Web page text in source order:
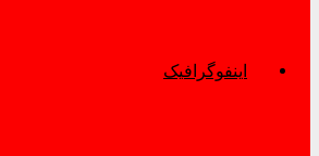
اینفوگرافیک